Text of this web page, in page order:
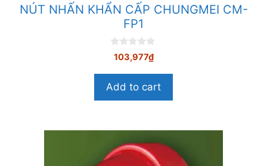
NÚT NHẤN KHẨN CẤP CHUNGMEI CM-
FP1
0
à
5
103,977₫
Add to cart